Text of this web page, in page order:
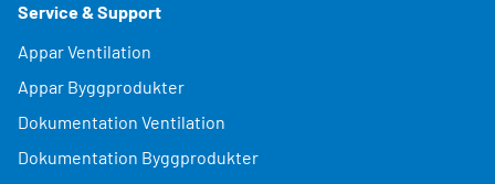
Service & Support
Appar Ventilation
Appar Byggprodukter
Dokumentation Ventilation
Dokumentation Byggprodukter